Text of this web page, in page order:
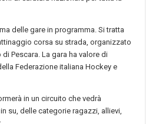
delle gare in programma. Si tratta
corsa su strada, organizzato
Pescara. La gara ha valore di
Federazione italiana Hockey e
in un circuito che vedrà
su, delle categorie ragazzi, allievi,